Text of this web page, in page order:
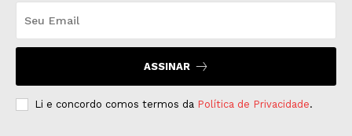
ASSINAR
Li e concordo comos termos da Política de Privacidade.